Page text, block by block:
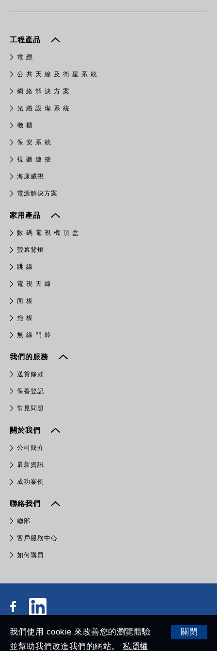
工程產品
電 纜
公 共 天 線 及 衛 星 系 統
網 絡 解 決 方 案
光 纖 設 備 系 統
機 櫃
保 安 系 統
視 聽 連 接
​海康威視
電源解決方案
家用產品
數 碼 電 視 機 頂 盒
螢幕背燈
跳 線
電 視 天 線
面 板
拖 板
無 線 門 鈴
我們的服務
送貨條款
保養登記
常見問題
關於我們
公司簡介
最新資訊
成功案例
聯絡我們
總部
客戶服務中心
如何購買
條款及細則 私隱權政策
我們使用 cookie 來改善您的瀏覽體驗
並幫助我們改進我們的網站。 私隱權
關閉